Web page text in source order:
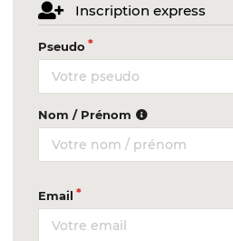
Inscription express
Pseudo
Nom / Prénom
Email